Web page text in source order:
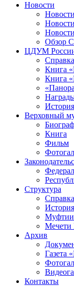
Новости
Обзор
ЦДУМ
Книга
Книга
Верховный
Книга
Фильм
Структура
Муфтии
Мечети
Архив
Газета
Контакты